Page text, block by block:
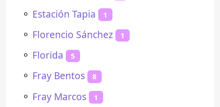
⚬ Estación Tapia 1
⚬ Florencio Sánchez 1
⚬ Florida 5
⚬ Fray Bentos 8
⚬ Fray Marcos 1